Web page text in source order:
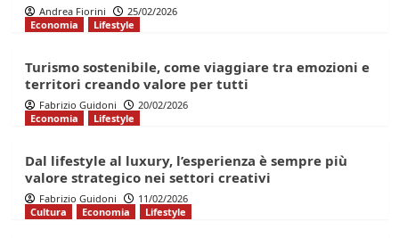
Andrea Fiorini
25/02/2026
Economia
Lifestyle
Turismo sostenibile, come viaggiare tra emozioni e
territori creando valore per tutti
Fabrizio Guidoni
20/02/2026
Economia
Lifestyle
Dal lifestyle al luxury, l’esperienza è sempre più
valore strategico nei settori creativi
Fabrizio Guidoni
11/02/2026
Cultura
Economia Lifestyle